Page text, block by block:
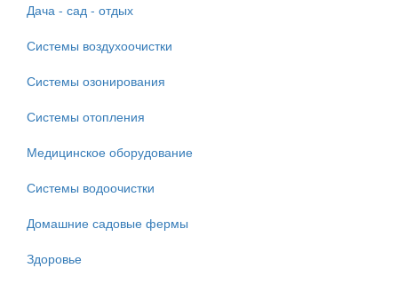
Дача - сад - отдых
Системы воздухоочистки
Системы озонирования
Системы отопления
Медицинское оборудование
Системы водоочистки
Домашние садовые фермы
Здоровье